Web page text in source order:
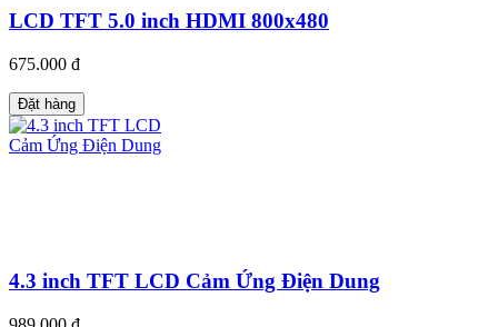
LCD TFT 5.0 inch HDMI 800x480
675.000 đ
Đặt hàng
4.3 inch TFT LCD Cảm Ứng Điện Dung